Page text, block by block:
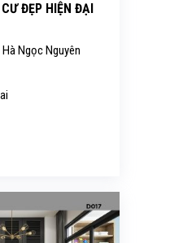
ĐẸP HIỆN ĐẠI
Ngọc Nguyên